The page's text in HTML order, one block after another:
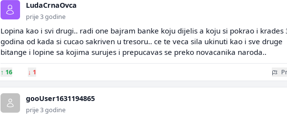
LudaCrnaOvca
prije 3 godine
Lopina kao i svi drugi.. radi one bajram banke koju dijelis a koju si pokrao i krades
godina od kada si cucao sakriven u tresoru.. ce te veca sila ukinuti kao i sve druge
bitange i lopine sa kojima surujes i prepucavas se preko novacanika naroda..
↑ 16 ↓ 1
gooUser1631194865
prije 3 godine